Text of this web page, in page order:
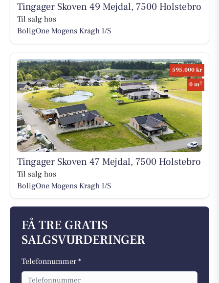
Tingager Skoven 49 Mejdal, 7500 Holstebro
Til salg hos
BoligOne Mogens Kragh I/S
595.000 kr
0 m2
Tingager Skoven 47 Mejdal, 7500 Holstebro
Til salg hos
BoligOne Mogens Kragh I/S
FÅ TRE GRATIS
SALGSVURDERINGER
Telefonnummer *